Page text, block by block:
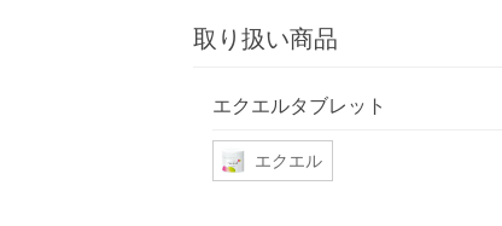
取り扱い商品
エクエルタブレット
エクエル